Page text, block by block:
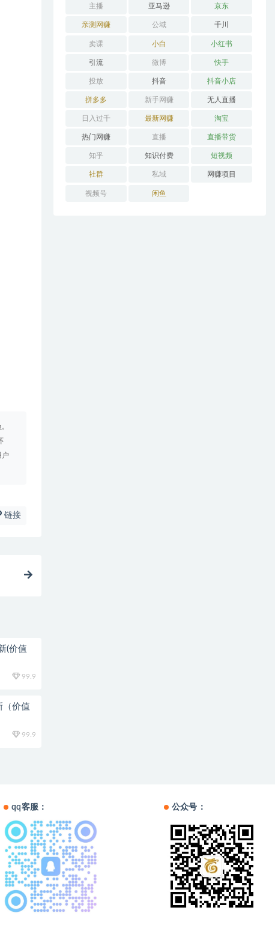
户
链接
(价值
99.9
（价值
99.9
主播 亚马逊 京东
亲测网赚 公域 千川
卖课 小白 小红书
引流 微博 快手
投放 抖音 抖音小店
拼多多 新手网赚 无人直播
日入过千 最新网赚 淘宝
热门网赚 直播 直播带货
知乎 知识付费 短视频
社群 私域 网赚项目
视频号 闲鱼
qq客服： 公众号：